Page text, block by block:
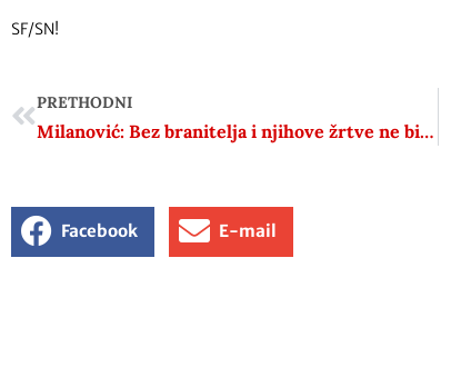
SF/SN!
PRETHODNI
Milanović: Bez branitelja i njihove žrtve ne bi bilo međunarodnog priznanja Hrvatske
Facebook E-mail